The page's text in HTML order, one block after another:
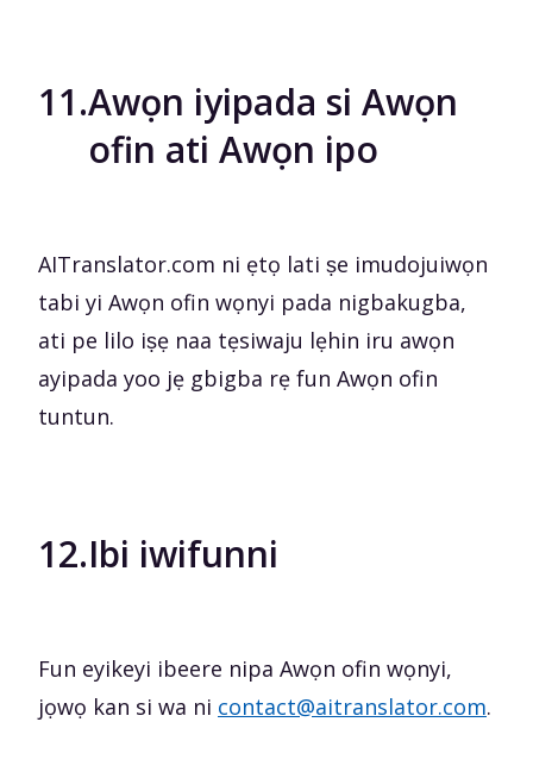
11.Awọn iyipada si Awọn
ofin ati Awọn ipo
AITranslator.com ni ẹtọ lati ṣe imudojuiwọn
tabi yi Awọn ofin wọnyi pada nigbakugba,
ati pe lilo iṣẹ naa tẹsiwaju lẹhin iru awọn
ayipada yoo jẹ gbigba rẹ fun Awọn ofin
tuntun.
12.Ibi iwifunni
Fun eyikeyi ibeere nipa Awọn ofin wọnyi,
jọwọ kan si wa ni contact@aitranslator.com.